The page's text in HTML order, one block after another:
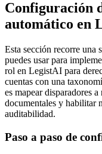
Configuración
automático en
Esta sección recorre una
puedes usar para
rol en LegistAI para
cuentas con una
es mapear disparadores
documentales y habilitar
auditabilidad.
Paso a paso de